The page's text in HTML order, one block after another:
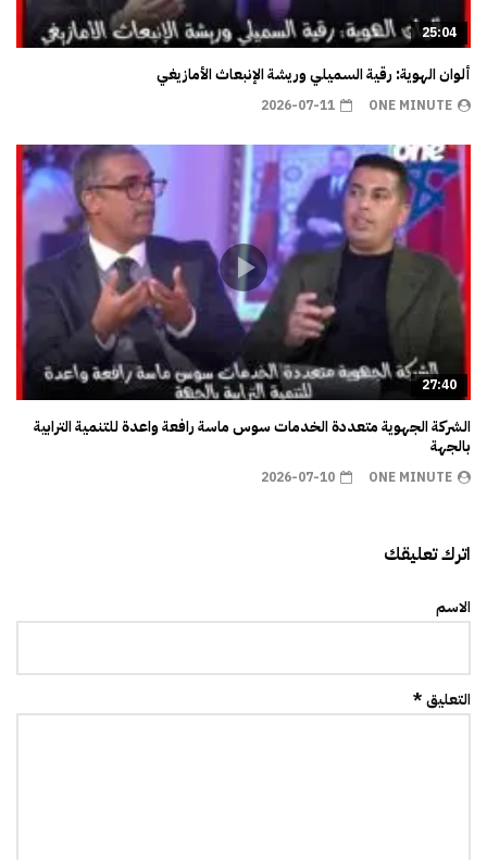
25:04
ألوان الهوية: رقية السميلي وريشة الإنبعاث الأمازيغي
ONE MINUTE
2026-07-11
27:40
الشركة الجهوية متعددة الخدمات سوس ماسة رافعة واعدة للتنمية الترابية
بالجهة
ONE MINUTE
2026-07-10
اترك تعليقك
الاسم
التعليق *